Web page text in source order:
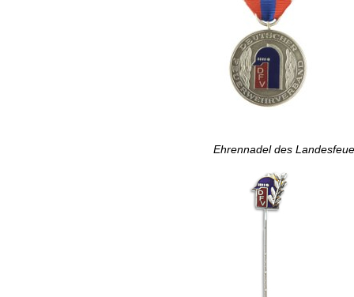
Ehrennadel des